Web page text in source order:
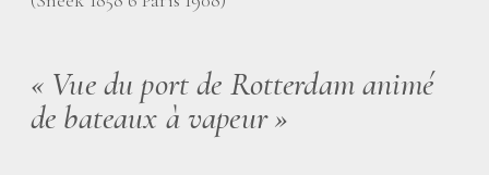
« Vue du port de Rotterdam animé
de bateaux à vapeur»